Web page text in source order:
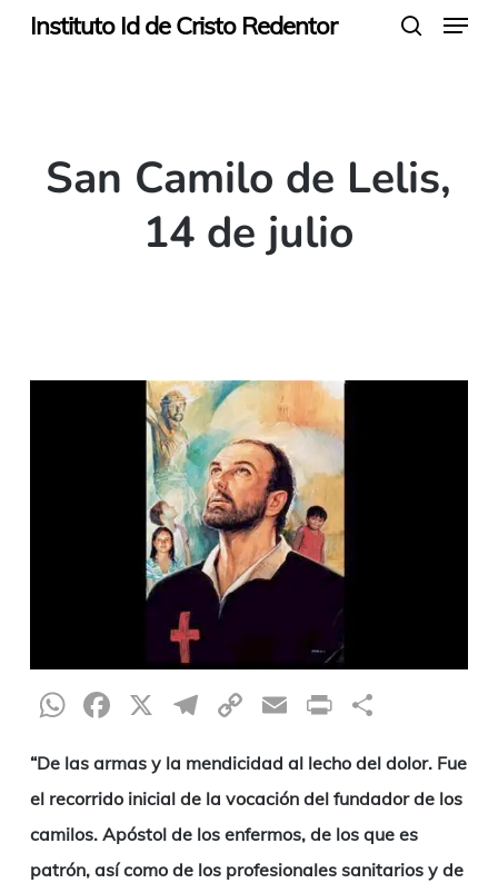
SkipInstituto Id de Cristo Redentor Menu
San Camilo de Lelis,
14 de julio
WhatsApp
Facebook
X Telegram
CopyEmailPrint
“De las armas y la mendicidad al lecho del dolor. Fue
el recorrido inicial de la vocación del fundador de los
camilos. Apóstol de los enfermos, de los que es
patrón, así como de los profesionales sanitarios y de